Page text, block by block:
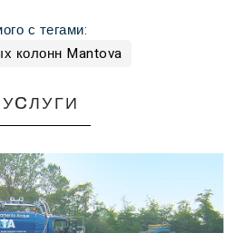
с тегами:
колонн Mantova
УCЛУГИ